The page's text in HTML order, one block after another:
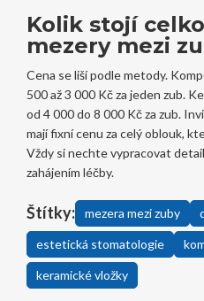
Kolik stojí
mezery mezi
Cena se liší podle metody.
500 až 3 000 Kč za jeden zub.
od 4 000 do 8 000 Kč za zub.
mají fixní cenu za celý oblouk,
Vždy si nechte vypracovat
zahájením léčby.
Štítky: mezera mezi zuby
estetická stomatologie
keramické vložky